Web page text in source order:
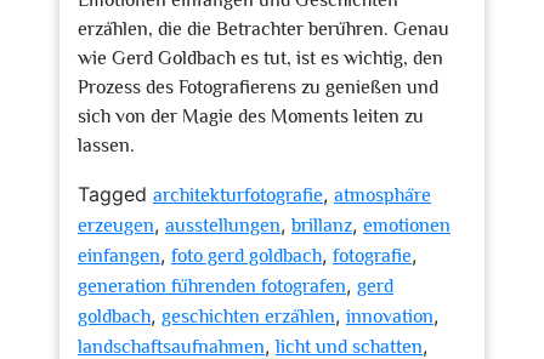
erzählen, die die Betrachter berühren. Genau
wie Gerd Goldbach es tut, ist es wichtig, den
Prozess des Fotografierens zu genießen und
sich von der Magie des Moments leiten zu
lassen.
Tagged architekturfotografie, atmosphäre
erzeugen, ausstellungen,brillanz, emotionen
einfangen, foto gerd goldbach, fotografie,
generation führenden fotografen, gerd
goldbach, geschichten erzählen, innovation,
landschaftsaufnahmen,licht und schatten,